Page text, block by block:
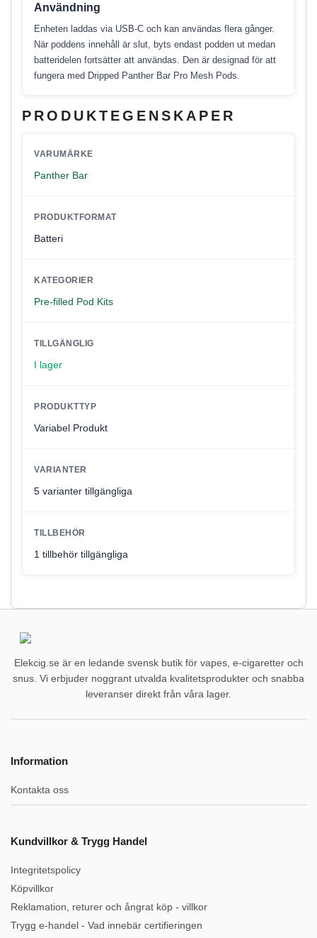
Användning
Enheten laddas via USB-C och kan användas flera gånger.
När poddens innehåll är slut, byts endast podden ut medan
batteridelen fortsätter att användas. Den är designad för att
fungera med Dripped Panther Bar Pro Mesh Pods.
PRODUKTEGENSKAPER
VARUMÄRKE
Panther Bar
PRODUKTFORMAT
Batteri
KATEGORIER
Pre-filled Pod Kits
TILLGÄNGLIG
I lager
PRODUKTTYP
Variabel Produkt
VARIANTER
5 varianter tillgängliga
TILLBEHÖR
1 tillbehör tillgängliga
Elekcig.se är en ledande svensk butik för vapes, e-cigaretter och
snus. Vi erbjuder noggrant utvalda kvalitetsprodukter och snabba
leveranser direkt från våra lager.
Information
Kontakta oss
Kundvillkor & Trygg Handel
Integritetspolicy
Köpvillkor
Reklamation, returer och ångrat köp - villkor
Trygg e-handel - Vad innebär certifieringen